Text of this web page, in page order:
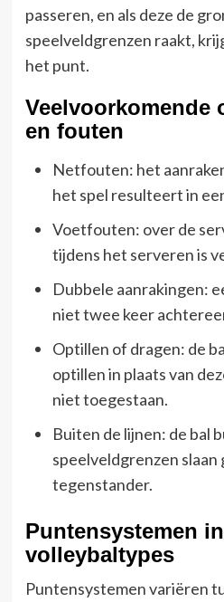
passeren, en als deze de
speelveldgrenzen raakt,
het punt.
Veelvoorkomende
en fouten
Netfouten: het
het spel resulteert in
Voetfouten: over de
tijdens het serveren is
Dubbele aanrakingen:
niet twee keer
Optillen of dragen: de
optillen in plaats van
niet toegestaan.
Buiten de lijnen: de bal
speelveldgrenzen
tegenstander.
Puntensystemen
volleybaltypes
Puntensystemen variëren